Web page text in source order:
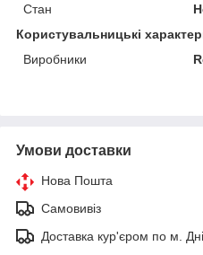
Стан
Користувальницькі
Виробники
Умови доставки
Нова Пошта
Самовивіз
Доставка кур'єром по м.